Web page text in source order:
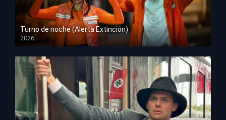
Turno de noche (Alerta Extinción)
2026
HD 1080p